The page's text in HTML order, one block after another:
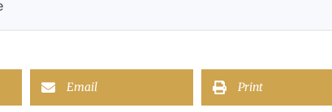
Email Print